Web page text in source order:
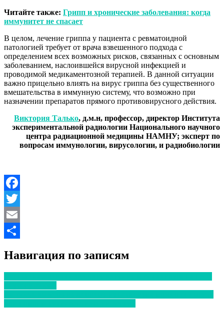
Читайте также: Грипп и хронические заболевания: когда
иммунитет не спасает
В целом, лечение гриппа у пациента с ревматоидной
патологией требует от врача взвешенного подхода с
определением всех возможных рисков, связанных с основным
заболеванием, наслоившейся вирусной инфекцией и
проводимой медикаментозной терапией. В данной ситуации
важно прицельно влиять на вирус гриппа без существенного
вмешательства в иммунную систему, что возможно при
назначении препаратов прямого противовирусного действия.
Виктория Талько, д.м.н, профессор, директор Института
экспериментальной радиологии Национального научного
центра радиационной медицины НАМНУ; эксперт по
вопросам иммунологии, вирусологии, и радиобиологии
Facebook
Twitter
Email
Навигация по записям